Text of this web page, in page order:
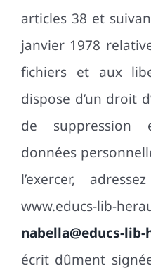
articles 38 et
janvier 1978
fichiers et aux
dispose d’un droit
de suppression
données
l’exercer,
www.educs-lib-
nabella@educs-
écrit dûment